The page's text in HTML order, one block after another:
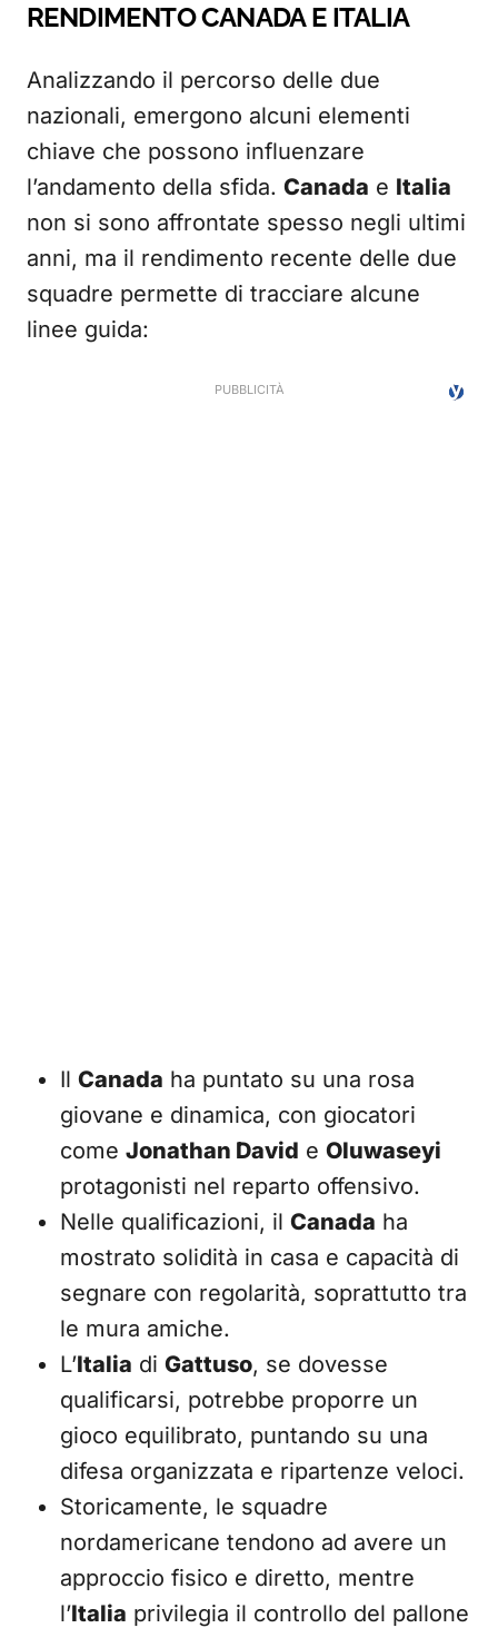
RENDIMENTO CANADA E ITALIA
Analizzando il percorso delle due
nazionali, emergono alcuni elementi
chiave che possono influenzare
l’andamento della sfida. Canada e Italia
non si sono affrontate spesso negli ultimi
anni, ma il rendimento recente delle due
squadre permette di tracciare alcune
linee guida:
Il Canada ha puntato su una rosa
giovane e dinamica, con giocatori
come Jonathan David e Oluwaseyi
protagonisti nel reparto offensivo.
Nelle qualificazioni, il Canada ha
mostrato solidità in casa e capacità di
segnare con regolarità, soprattutto tra
le mura amiche.
L’Italia di Gattuso, se dovesse
qualificarsi, potrebbe proporre un
gioco equilibrato, puntando su una
difesa organizzata e ripartenze veloci.
Storicamente, le squadre
nordamericane tendono ad avere un
approccio fisico e diretto, mentre
l’Italia privilegia il controllo del pallone